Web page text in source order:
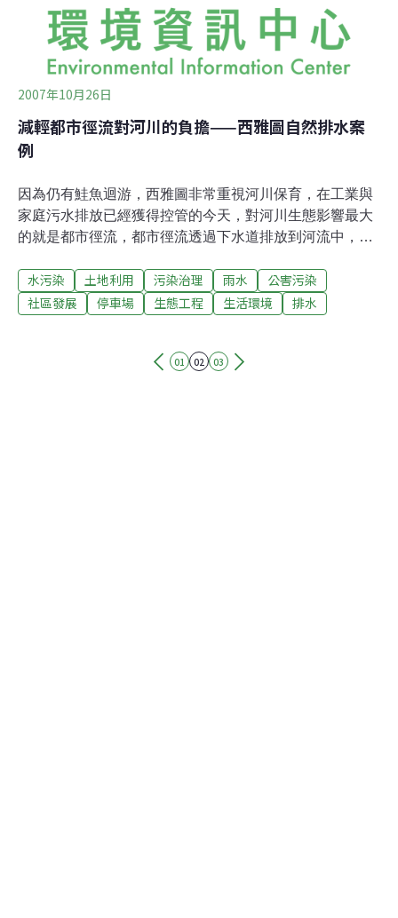
2007年10月26日
減輕都市徑流對河川的負擔——西雅圖自然排水案
例
因為仍有鮭魚迴游，西雅圖非常重視河川保育，在工業與
家庭污水排放已經獲得控管的今天，對河川生態影響最大
的就是都市徑流，都市徑流透過下水道排放到河流中，不
物，是河川污染的頭號問題。為了減輕都市徑流對河川水
文和水質造成的負擔，近幾年來，西雅圖開始嘗試另一種
統的負擔，又可兼顧到水質的問題。過去我曾撰文介紹這
水污染 土地利用 污染治理 雨水
公害污染
社區發展
停車場 生態工程 生活環境 排水
01 02 03